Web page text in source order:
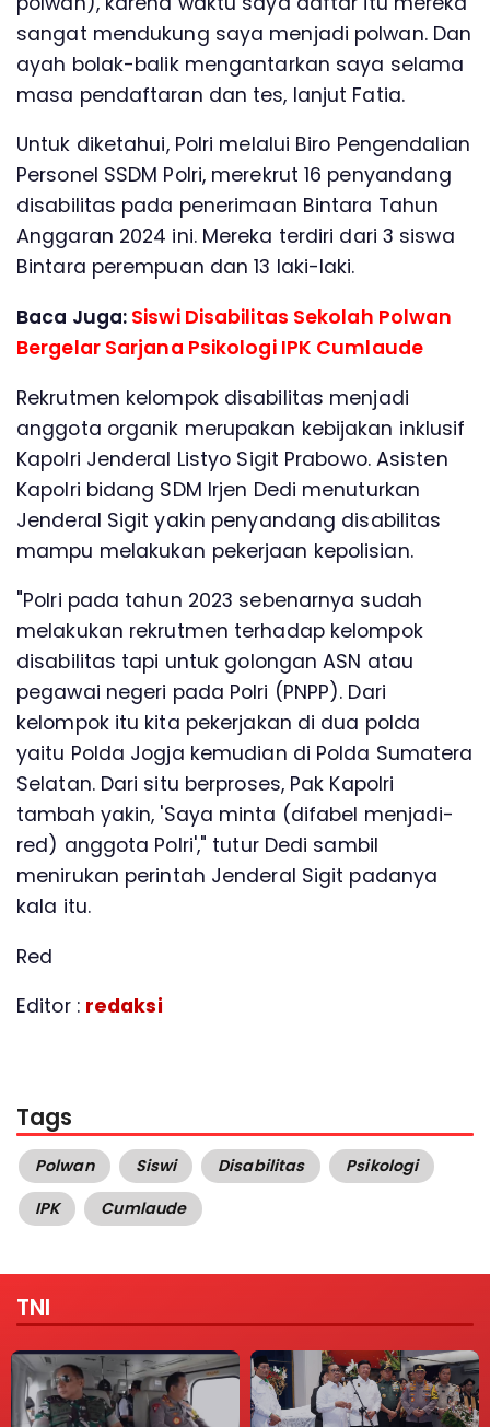
sangat mendukung saya menjadi polwan. Dan
ayah bolak-balik mengantarkan saya selama
masa pendaftaran dan tes, lanjut Fatia.
Untuk diketahui, Polri melalui Biro Pengendalian
Personel SSDM Polri, merekrut 16 penyandang
disabilitas pada penerimaan Bintara Tahun
Anggaran 2024 ini. Mereka terdiri dari 3 siswa
Bintara perempuan dan 13 laki-laki.
Baca Juga: Siswi Disabilitas Sekolah Polwan
Bergelar Sarjana Psikologi IPK Cumlaude
Rekrutmen kelompok disabilitas menjadi
anggota organik merupakan kebijakan inklusif
Kapolri Jenderal Listyo Sigit Prabowo. Asisten
Kapolri bidang SDM Irjen Dedi menuturkan
Jenderal Sigit yakin penyandang disabilitas
mampu melakukan pekerjaan kepolisian.
"Polri pada tahun 2023 sebenarnya sudah
melakukan rekrutmen terhadap kelompok
disabilitas tapi untuk golongan ASN atau
pegawai negeri pada Polri (PNPP). Dari
kelompok itu kita pekerjakan di dua polda
yaitu Polda Jogja kemudian di Polda Sumatera
Selatan. Dari situ berproses, Pak Kapolri
tambah yakin, 'Saya minta (difabel menjadi-
red) anggota Polri'," tutur Dedi sambil
menirukan perintah Jenderal Sigit padanya
kala itu.
Red
Editor : redaksi
Tags
Polwan Siswi Disabilitas
Psikologi
IPK
Cumlaude
TNI